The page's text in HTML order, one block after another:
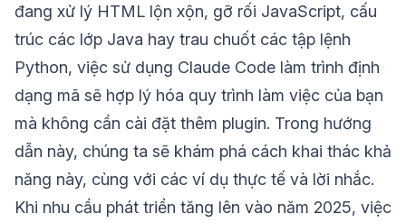
đang xử lý HTML lộn xộn, gỡ rối JavaScript, cấu
trúc các lớp Java hay trau chuốt các tập lệnh
Python, việc sử dụng Claude Code làm trình định
dạng mã sẽ hợp lý hóa quy trình làm việc của bạn
mà không cần cài đặt thêm plugin. Trong hướng
dẫn này, chúng ta sẽ khám phá cách khai thác khả
năng này, cùng với các ví dụ thực tế và lời nhắc.
Khi nhu cầu phát triển tăng lên vào năm 2025, việc